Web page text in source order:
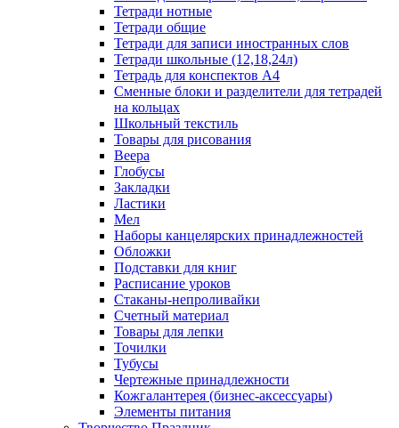
Тетради нотные
Тетради общие
Тетради для записи иностранных слов
Тетради школьные (12,18,24л)
Тетрадь для конспектов А4
Сменные блоки и разделители для тетрадей
на кольцах
Школьный текстиль
Товары для рисования
Веера
Глобусы
Закладки
Ластики
Мел
Наборы канцелярских принадлежностей
Обложки
Подставки для книг
Расписание уроков
Стаканы-непроливайки
Счетный материал
Товары для лепки
Точилки
Тубусы
Чертежные принадлежности
Кожгалантерея (бизнес-аксессуары)
Элементы питания